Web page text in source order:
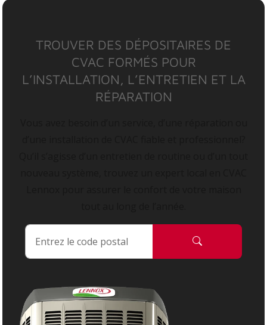
TROUVER DES DÉPOSITAIRES DE
CVAC FORMÉS POUR
L’INSTALLATION, L’ENTRETIEN ET LA
RÉPARATION